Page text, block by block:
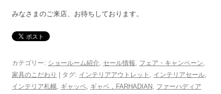
みなさまのご来店、お待ちしております。
カテゴリー: ショールーム紹介, セール情報, フェア・キャンペーン,
家具のこだわり
| タグ: インテリアアウトレット , インテリアセール,
インテリア札幌, ギャッベ, ギャベ，FARHADIAN, ファーハディア